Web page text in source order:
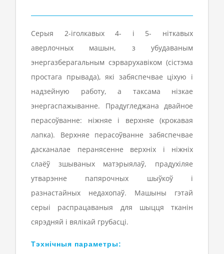
Серыя 2-іголкавых 4- і 5- ніткавых
аверлочных машын, з убудаваным
энергазберагальным сэрварухавіком (сістэма
простага прывада), які забяспечвае ціхую і
надзейную работу, а таксама нізкае
энергаспажыванне. Прадугледжана двайное
перасоўванне: ніжняе і верхняе (крокавая
лапка). Верхняе перасоўванне забяспечвае
дасканалае перанясенне верхніх і ніжніх
слаёў зшываных матэрыялаў, прадухіляе
утварэнне папярочных шыўкоў і
разнастайных недахопаў. Машыны гэтай
серыі распрацаваныя для шыцця тканін
сярэдняй і вялікай грубасці.
Тэхнічныя параметры: